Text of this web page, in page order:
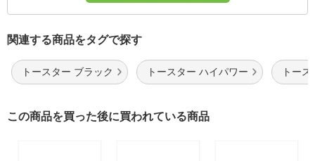
関連する商品をタグで探す
トースター ブラック トースター ハイパワー トー
この商品を買った後に買われている商品